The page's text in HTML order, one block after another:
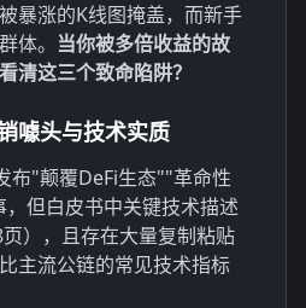
暴涨的K线图掩盖，而新手
体。 当你被多倍收益的故
清这三个致命陷阱？
噱头与技术实质
布"颠覆DeFi生态""革命性
但白皮书中关键技术描述
），且存在大量复制粘贴
主流公链的常见技术指标